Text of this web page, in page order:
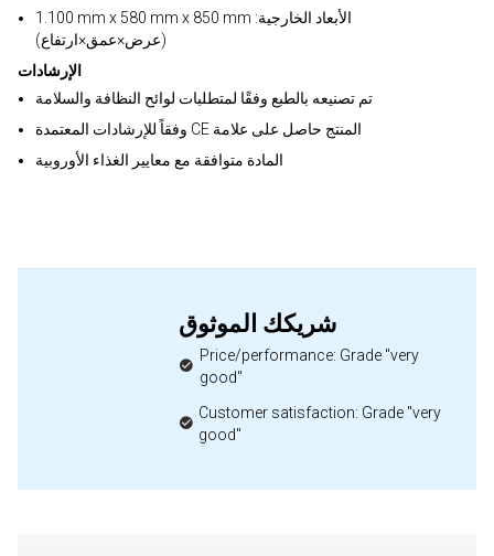
1.100 mm x 580 mm x 850 mm :الأبعاد الخارجية
(عرض×عمق×ارتفاع)
الإرشادات
تم تصنيعه بالطبع وفقًا لمتطلبات لوائح النظافة والسلامة
وفقاً للإرشادات المعتمدة CE المنتج حاصل على علامة
المادة متوافقة مع معايير الغذاء الأوروبية
شريكك الموثوق
Price/performance: Grade "very
good"
Customer satisfaction: Grade "very
good"